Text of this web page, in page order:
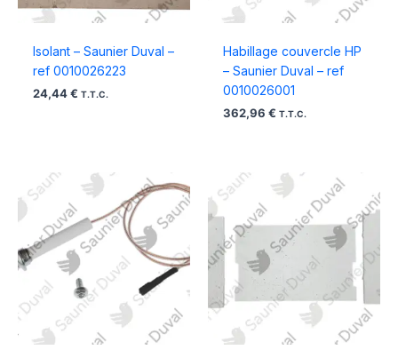
Isolant – Saunier Duval –
ref 0010026223
24,44 € T.T.C.
Habillage couvercle HP
– Saunier Duval – ref
0010026001
362,96 € T.T.C.